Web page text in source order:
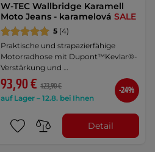
W-TEC Wallbridge Karamell
Moto Jeans - karamelováSALE
5 (4)
Praktische und strapazierfähige
Motorradhose mit Dupont™Kevlar®-
Verstärkung und …
93,90 € 123,90 €
auf Lager – 12.8. bei Ihnen
-24%
Detail